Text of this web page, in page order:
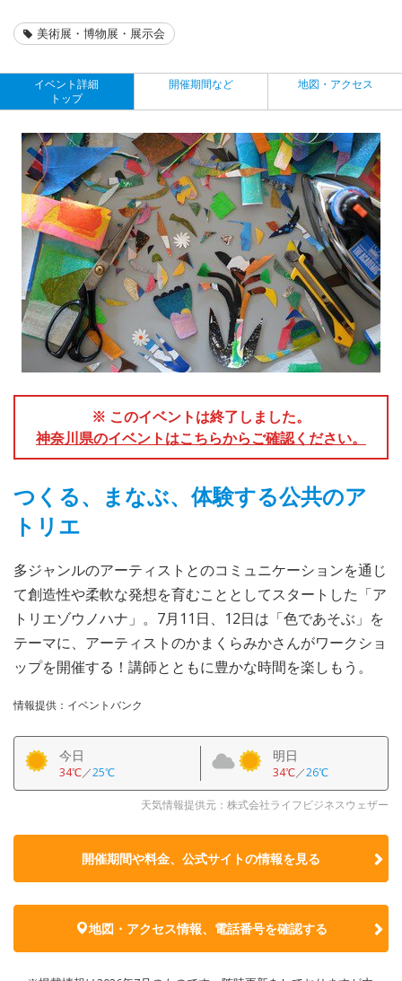
美術展・博物展・展示会
イベント詳細
トップ
開催期間など 地図・アクセス
※ このイベントは終了しました。
神奈川県のイベントはこちらからご確認ください。
つくる、まなぶ、体験する公共のア
トリエ
多ジャンルのアーティストとのコミュニケーションを通じ
て創造性や柔軟な発想を育むこととしてスタートした「ア
トリエゾウノハナ」。7月11日、12日は「色であそぶ」を
テーマに、アーティストのかまくらみかさんがワークショ
ップを開催する！講師とともに豊かな時間を楽しもう。
情報提供：イベントバンク
今日
34℃／25℃
明日
34℃／26℃
天気情報提供元：株式会社ライフビジネスウェザー
開催期間や料金、公式サイトの情報を見る
地図・アクセス情報、電話番号を確認する